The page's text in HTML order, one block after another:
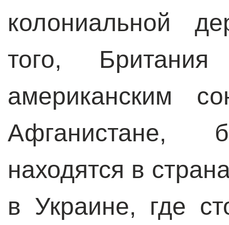
колониальной
того,
американским
Афганистане,
находятся в
в Украине, где